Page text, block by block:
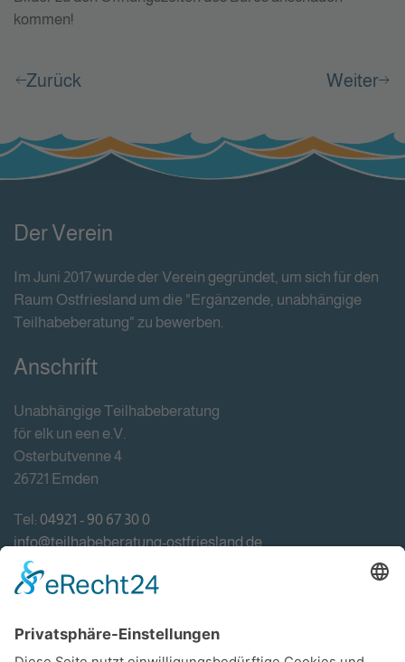
kommen!
Zurück Weiter
Der Verein
Im Juni 2017 wurde der Verein gegründet, um sich für den
Raum Ostfriesland um die "Ergänzende, unabhängige
Teilhabeberatung" zu bewerben.
Anschrift
Unabhängige Teilhabeberatung
för elk un een e.V.
Osterbutvenne 4
26721 Emden
Tel: 04921 - 90 67 30 0
info@teilhabeberatung-ostfriesland.de
Förderung